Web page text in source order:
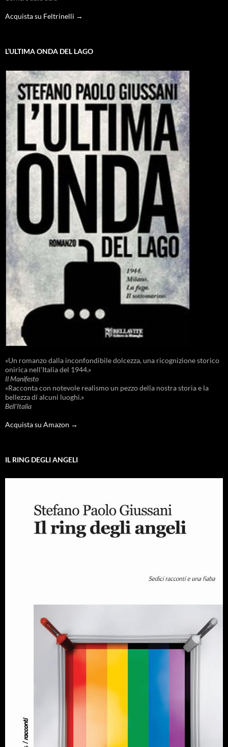
Acquista su Feltrinelli →
L’ULTIMA ONDA DEL LAGO
«Un romanzo dalla inconfondibile dolcezza, una ricognizione storico
onirica nell'Italia del 1944.»
Il Manifesto
«Racconta con notevole realismo un pezzo della nostra storia e la
bellezza di alcuni luoghi.»
Bell'Italia
Acquista su Amazon →
IL RING DEGLI ANGELI